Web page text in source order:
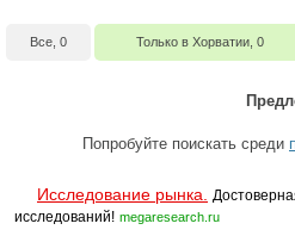
Все, 0 Только в Хорватии, 0
Попробуйте поискать среди
Исследование рынка.
исследований! megaresearch.ru